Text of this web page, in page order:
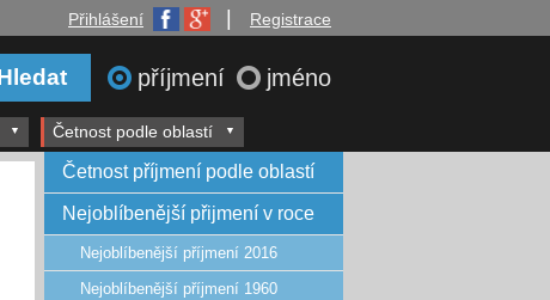
Přihlášení Registrace
příjmení jméno
Četnost podle oblastí
Četnost příjmení podle oblastí
Nejoblíbenější přijmení v roce
Nejoblíbenější příjmení 2016
Nejoblíbenější příjmení 1960